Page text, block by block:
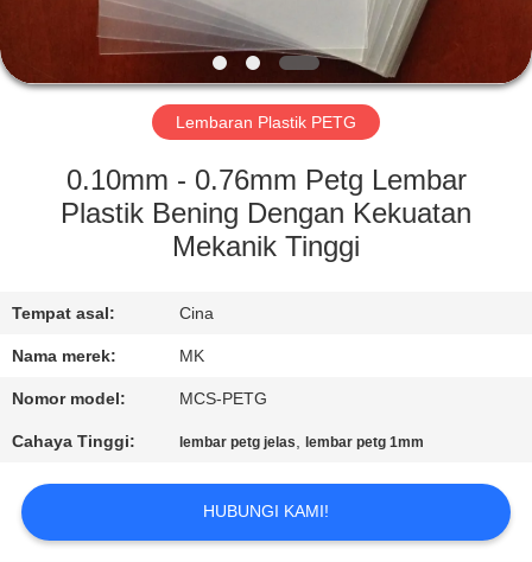
TENTANG
KAMI
TUR
PABRIK
KUALITAS
HUBUNGI
KAMI
BERITA
Lembaran Plastik PETG
0.10mm - 0.76mm Petg Lembar
Plastik Bening Dengan Kekuatan
Mekanik Tinggi
Tempat asal: Cina
Nama merek: MK
Nomor model: MCS-PETG
Cahaya Tinggi: lembar petg jelas, lembar petg 1mm
HUBUNGI KAMI!